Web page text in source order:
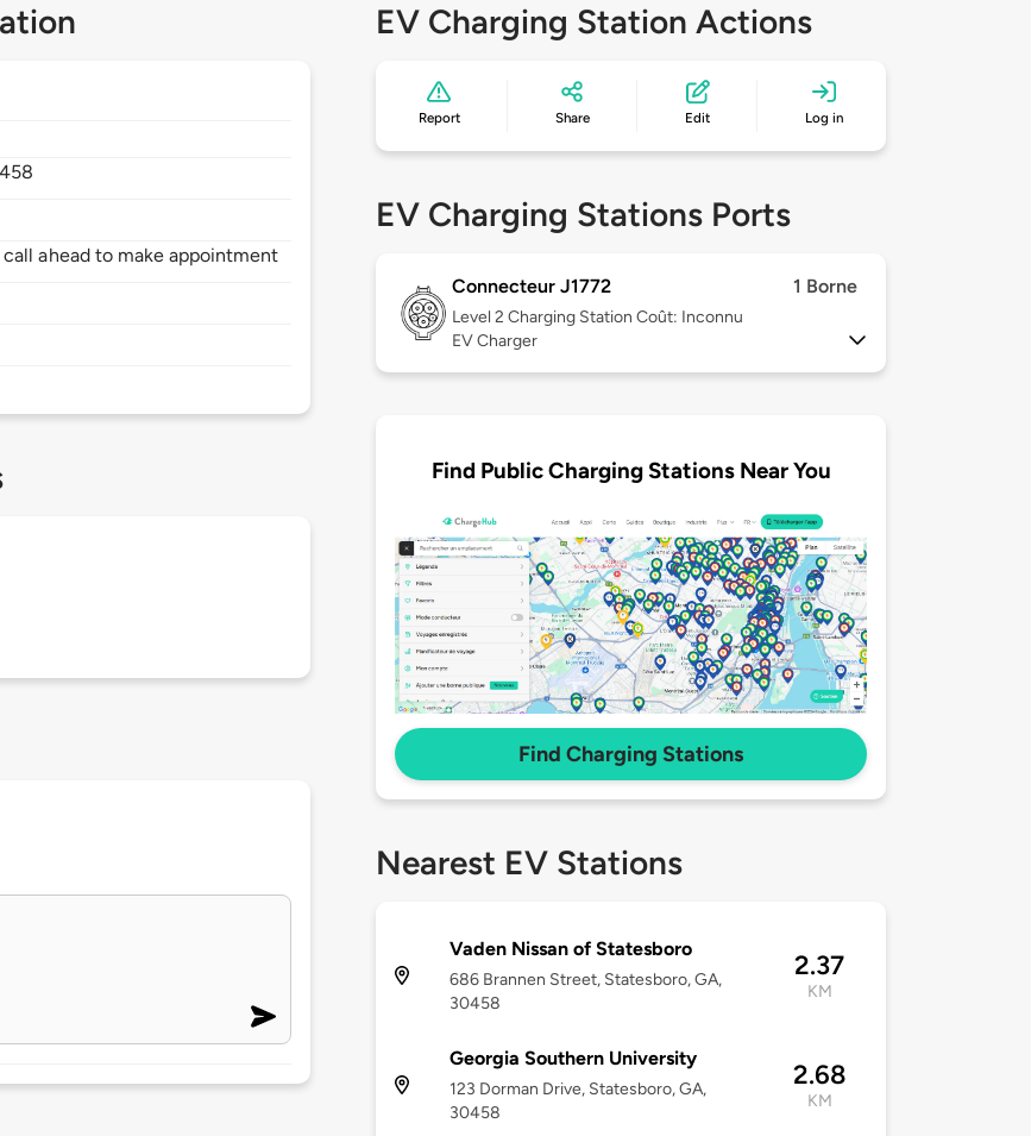
call ahead to make appointment
EV Charging Station Actions
Report Share Edit Log in
EV Charging Stations Ports
Connecteur J1772 1 Borne
Level 2 Charging Station Coût: Inconnu
EV Charger
Find Public Charging Stations Near You
Find Charging Stations
Nearest EV Stations
Vaden Nissan of Statesboro
686 Brannen Street, Statesboro, GA,
30458
2.37
KM
Georgia Southern University
123 Dorman Drive, Statesboro, GA,
30458
2.68
KM